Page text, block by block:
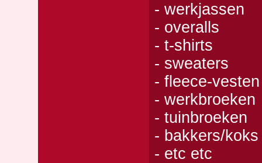
- werkjassen
- overalls
- t-shirts
- sweaters
- fleece-vesten
- werkbroeken
- tuinbroeken
- bakkers/
- etc etc